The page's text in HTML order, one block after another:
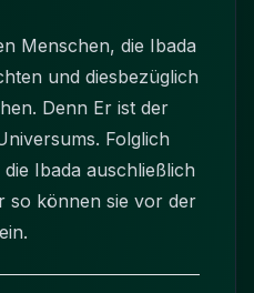
Menschen, die Ibada
und diesbezüglich
Denn Er ist der
Folglich
Ibada auschließlich
so können sie vor der